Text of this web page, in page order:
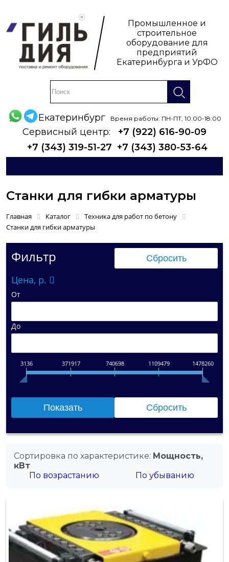
Промышленное и
строительное
оборудование для
предприятий
Екатеринбурга и УрФО
Екатеринбург Время работы: ПН-ПТ, 10:00-18:00
Сервисный центр:
+7 (922) 616-90-09
+7 (343) 319-51-27 +7 (343) 380-53-64
Станки для гибки арматуры
Главная Каталог
Техника для работ по бетону
Станки для гибки арматуры
Фильтр
Цена, р.
От
До
3136 371917 740698 1109479 1478260
Сортировка по характеристике: Мощность,
кВт
По возрастанию
По убыванию